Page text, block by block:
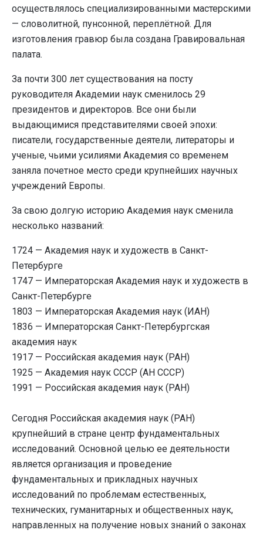
осуществлялось специализированными мастерскими
— словолитной, пунсонной, переплётной. Для
изготовления гравюр была создана Гравировальная
палата.
За почти 300 лет существования на посту
руководителя Академии наук сменилось 29
президентов и директоров. Все они были
выдающимися представителями своей эпохи:
писатели, государственные деятели, литераторы и
ученые, чьими усилиями Академия со временем
заняла почетное место среди крупнейших научных
учреждений Европы.
За свою долгую историю Академия наук сменила
несколько названий:
1724 — Академия наук и художеств в Санкт-
Петербурге
1747 — Императорская Академия наук и художеств в
Санкт-Петербурге
1803 — Императорская Академия наук (ИАН)
1836 — Императорская Санкт-Петербургская
академия наук
1917 — Российская академия наук (РАН)
1925 — Академия наук СССР (АН СССР)
1991 — Российская академия наук (РАН)
Сегодня Российская академия наук (РАН)
крупнейший в стране центр фундаментальных
исследований. Основной целью ее деятельности
является организация и проведение
фундаментальных и прикладных научных
исследований по проблемам естественных,
технических, гуманитарных и общественных наук,
направленных на получение новых знаний о законах